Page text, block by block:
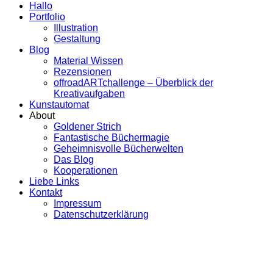
Hallo
Portfolio
Illustration
Gestaltung
Blog
Material Wissen
Rezensionen
offroadARTchallenge – Überblick der
Kreativaufgaben
Kunstautomat
About
Goldener Strich
Fantastische Büchermagie
Geheimnisvolle Bücherwelten
Das Blog
Kooperationen
Liebe Links
Kontakt
Impressum
Datenschutzerklärung